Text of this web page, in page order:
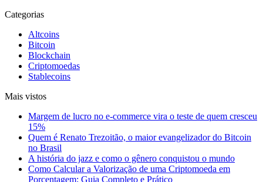
Categorias
Altcoins
Bitcoin
Blockchain
Criptomoedas
Stablecoins
Mais vistos
Margem de lucro no e-commerce vira o teste de quem cresceu
15%
Quem é Renato Trezoitão, o maior evangelizador do Bitcoin
no Brasil
A história do jazz e como o gênero conquistou o mundo
Como Calcular a Valorização de uma Criptomoeda em
Porcentagem: Guia Completo e Prático